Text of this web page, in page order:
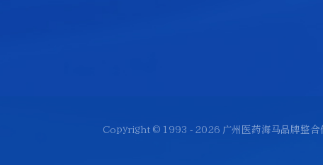
Copyright © 1993 - 2026 广州医药海马品牌整合